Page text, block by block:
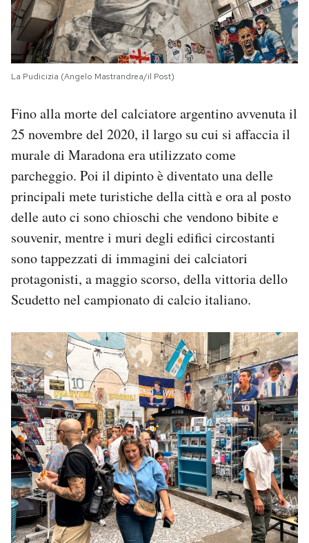
La Pudicizia (Angelo Mastrandrea/il Post)
Fino alla morte del calciatore argentino avvenuta il
25 novembre del 2020, il largo su cui si affaccia il
murale di Maradona era utilizzato come
parcheggio. Poi il dipinto è diventato una delle
principali mete turistiche della città e ora al posto
delle auto ci sono chioschi che vendono bibite e
souvenir, mentre i muri degli edifici circostanti
sono tappezzati di immagini dei calciatori
protagonisti, a maggio scorso, della vittoria dello
Scudetto nel campionato di calcio italiano.